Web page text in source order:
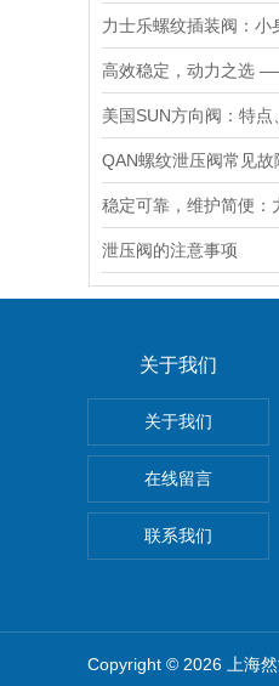
泄压阀的注意事项
关于我们
关于我们
在线留言
联系我们
Copyright © 2026 上海